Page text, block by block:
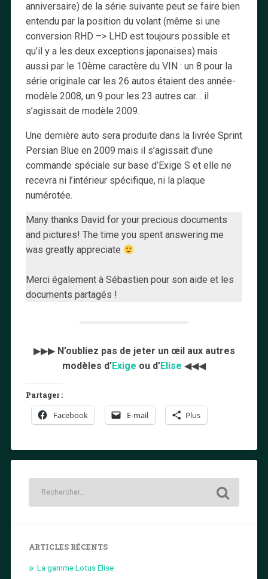
anniversaire) de la série suivante peut se faire bien
entendu par la position du volant (même si une
conversion RHD –> LHD est toujours possible et
qu’il y a les deux exceptions japonaises) mais
aussi par le 10ème caractère du VIN : un 8 pour la
série originale car les 26 autos étaient des année-
modèle 2008, un 9 pour les 23 autres car… il
s’agissait de modèle 2009.
Une dernière auto sera produite dans la livrée Sprint
Persian Blue en 2009 mais il s’agissait d’une
commande spéciale sur base d’Exige S et elle ne
recevra ni l’intérieur spécifique, ni la plaque
numérotée.
Many thanks David for your precious documents
and pictures! The time you spent answering me
was greatly appreciate
Merci également à Sébastien pour son aide et les
documents partagés !
▶▶▶ N’oubliez pas de jeter un œil aux autres
modèles d’Exige ou d’Elise ◀◀◀
Partager :
Facebook E-mail Plus
ARTICLES RÉCENTS
La gamme Lotus Elise